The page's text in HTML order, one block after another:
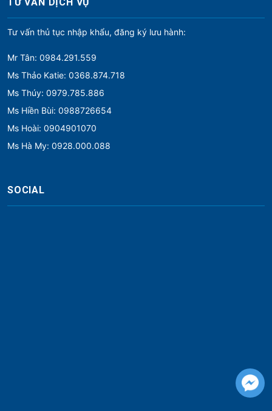
Tư vấn thủ tục nhập khẩu, đăng ký lưu hành:
Mr Tân: 0984.291.559
Ms Thảo Katie: 0368.874.718
Ms Thúy: 0979.785.886
Ms Hiền Bùi: 0988726654
Ms Hoài: 0904901070
Ms Hà My: 0928.000.088
SOCIAL